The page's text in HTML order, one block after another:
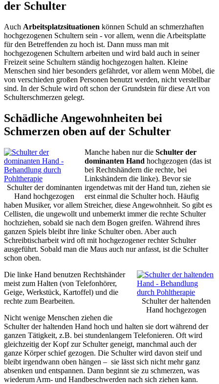
der Schulter
Auch Arbeitsplatzsituationen können Schuld an schmerzhaften
hochgezogenen Schultern sein - vor allem, wenn die Arbeitsplatte
für den Betreffenden zu hoch ist. Dann muss man mit
hochgezogenen Schultern arbeiten und wird bald auch in seiner
Freizeit seine Schultern ständig hochgezogen halten. Kleine
Menschen sind hier besonders gefährdet, vor allem wenn Möbel, die
von verschieden großen Personen benutzt werden, nicht verstellbar
sind. In der Schule wird oft schon der Grundstein für diese Art von
Schulterschmerzen gelegt.
Schädliche Angewohnheiten bei
Schmerzen oben auf der Schulter
Schulter der dominanten
Hand hochgezogen
Manche haben nur die Schulter der
dominanten Hand hochgezogen (das ist
bei Rechtshändern die rechte, bei
Linkshändern die linke). Bevor sie
irgendetwas mit der Hand tun, ziehen sie
erst einmal die Schulter hoch. Häufig
haben Musiker, vor allem Streicher, diese Angewohnheit. So gibt es
Cellisten, die ungewollt und unbemerkt immer die rechte Schulter
hochziehen, sobald sie nach dem Bogen greifen. Während ihres
ganzen Spiels bleibt ihre linke Schulter oben. Aber auch
Schreibtischarbeit wird oft mit hochgezogener rechter Schulter
ausgeführt. Sobald man die Maus auch nur anfasst, ist die Schulter
schon oben.
Schulter der haltenden
Hand hochgezogen
Die linke Hand benutzen Rechtshänder
meist zum Halten (von Telefonhörer,
Geige, Werkstück, Kartoffel) und die
rechte zum Bearbeiten.
Nicht wenige Menschen ziehen die
Schulter der haltenden Hand hoch und halten sie dort während der
ganzen Tätigkeit, z.B. bei stundenlangem Telefonieren. Oft wird
gleichzeitig der Kopf zur Schulter geneigt, manchmal auch der
ganze Körper schief gezogen. Die Schulter wird davon steif und
bleibt irgendwann oben hängen – sie lässt sich nicht mehr ganz
absenken und entspannen. Dann beginnt sie zu schmerzen, was
wiederum Arm- und Handbeschwerden nach sich ziehen kann.